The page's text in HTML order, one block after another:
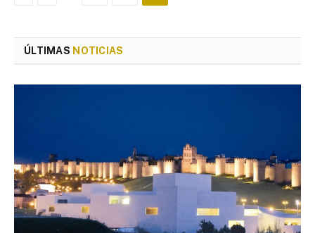
ÚLTIMAS NOTICIAS